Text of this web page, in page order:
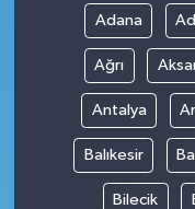
Adana
Ağrı
Antalya
Balıkesir
Bilecik